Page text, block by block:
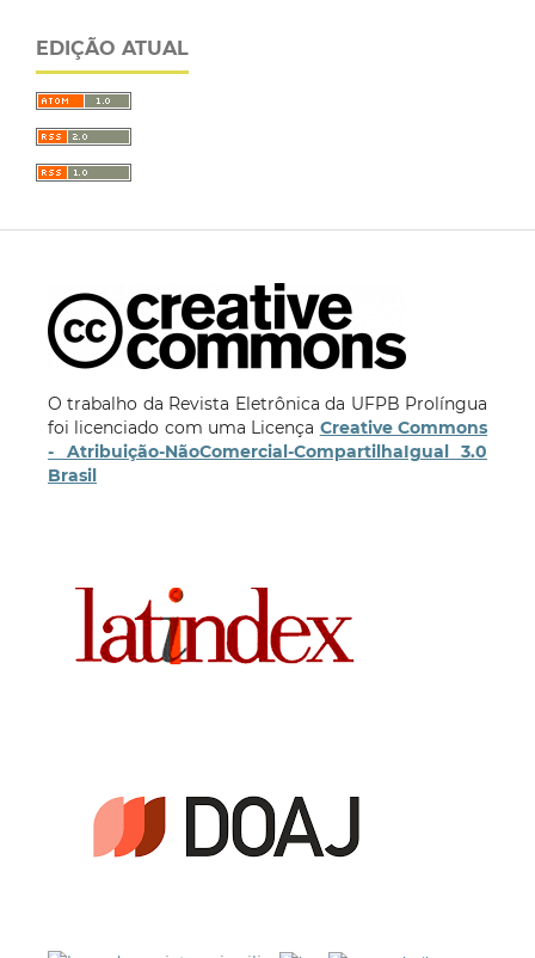
EDIÇÃO ATUAL
O trabalho da Revista Eletrônica da UFPB Prolíngua
foi licenciado com uma Licença Creative Commons
- Atribuição-NãoComercial-CompartilhaIgual 3.0
Brasil